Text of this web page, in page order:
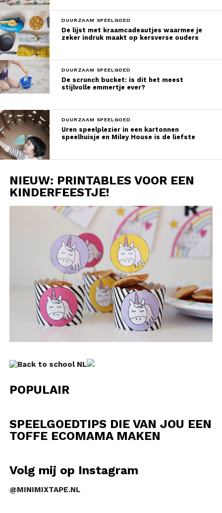
DUURZAAM SPEELGOED
De lijst met kraamcadeautjes waarmee je
zeker indruk maakt op kersverse ouders
DUURZAAM SPEELGOED
De scrunch bucket: is dit het meest
stijlvolle emmertje ever?
DUURZAAM SPEELGOED
Uren speelplezier in een kartonnen
speelhuisje en Miley House is de liefste
NIEUW: PRINTABLES VOOR EEN
KINDERFEESTJE!
POPULAIR
SPEELGOEDTIPS DIE VAN JOU EEN
TOFFE ECOMAMA MAKEN
Volg mij op Instagram
@MINIMIXTAPE.NL